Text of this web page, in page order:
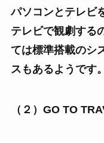
パソコンとテレビ
テレビで観劇する
ては標準搭載のシ
スもあるようです
（２）GO TO